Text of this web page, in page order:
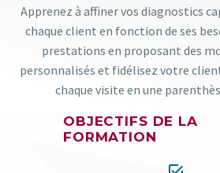
Apprenez à affiner vos diagnostics
chaque client en fonction de ses
prestations en proposant des
personnalisés et fidélisez votre
chaque visite en une
OBJECTIFS DE LA
FORMATION